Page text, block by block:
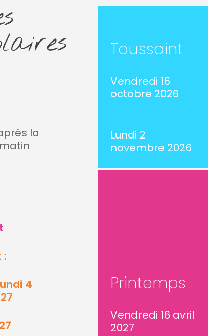
la
:
4
Toussaint
Vendredi 16
octobre 2026
Lundi 2
novembre 2026
Printemps
Vendredi 16 avril
2027